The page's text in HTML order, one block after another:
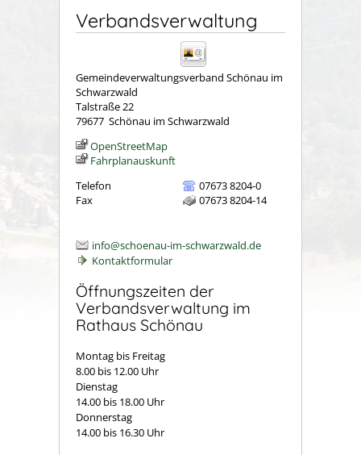
Verbandsverwaltung
Gemeindeverwaltungsverband Schönau im
Schwarzwald
Talstraße 22
79677 Schönau im Schwarzwald
OpenStreetMap
Fahrplanauskunft
Telefon
07673 8204-0
Fax
07673 8204-14
info@schoenau-im-schwarzwald.de
Kontaktformular
Öffnungszeiten der
Verbandsverwaltung im
Rathaus Schönau
Montag bis Freitag
8.00 bis 12.00 Uhr
Dienstag
14.00 bis 18.00 Uhr
Donnerstag
14.00 bis 16.30 Uhr